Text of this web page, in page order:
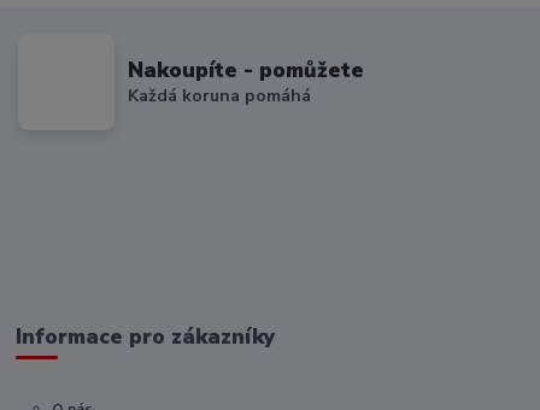
Nakoupíte - pomůžete
Každá koruna pomáhá
Informace pro zákazníky